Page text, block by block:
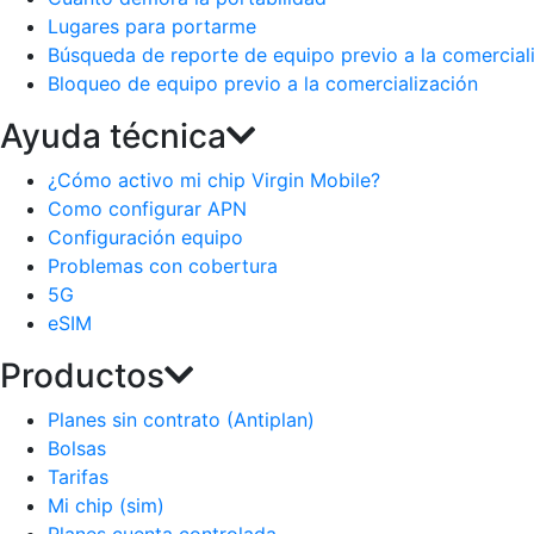
Lugares para portarme
Búsqueda de reporte de equipo previo a la
Bloqueo de equipo previo a la comercialización
Ayuda técnica
¿Cómo activo mi chip Virgin Mobile?
Como configurar APN
Configuración equipo
Problemas con cobertura
5G
eSIM
Productos
Planes sin contrato (Antiplan)
Bolsas
Tarifas
Mi chip (sim)